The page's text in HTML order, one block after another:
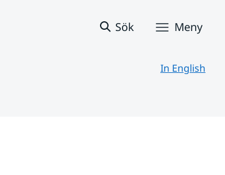
Sök Meny
In English